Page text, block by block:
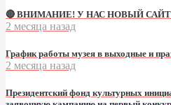
🔴 ВНИМАНИЕ! У НАС НОВЫЙ
2 месяца назад
График работы музея в выходные и
2 месяца назад
Президентский фонд культурных